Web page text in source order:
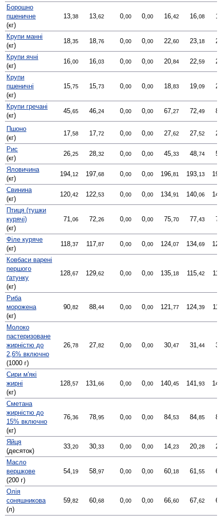
Борошно
пшеничне
(кг)
13,38 13,62 0,00 0,00 16,42 16,08
Крупи манні
(кг)
18,35 18,76 0,00 0,00 22,60 23, 18
Крупи ячні
(кг)
16,00 16,03 0,00 0,00 20,84 22,59
Крупи
пшеничні
(кг)
15,75 15,73 0,00 0,00 18,83 19,09
Крупи гречані
(кг)
45,65 46,24 0,00 0,00 67,27 72,49
Пшоно
(кг)
17,58 17,72 0,00 0,00 27,62 27,52
Рис
(кг)
26,25 28,32 0,00 0,00 45,33 48,74
Яловичина
(кг)
194, 12 197,68 0,00 0,00 196,81 193, 13
Свинина
(кг)
120,42 122,53 0,00 0,00 134,91 140,06
Птиця (тушки
курячі)
(кг)
71,06 72,26 0,00 0,00 75,70 77,43
Філе куряче
(кг)
118,37 117,87 0,00 0,00 124,07 134,69
Ковбаси варені
першого
ґатунку
(кг)
128,67 129,62 0,00 0,00 135, 18 115,42
Риба
морожена
(кг)
90,82 88,44 0,00 0,00 121,77 124,39
Молоко
пастеризоване
жирністю до
2,6% включно
(1000 г)
26,78 27,82 0,00 0,00 30,47 31,44
Сири м'які
жирні
(кг)
128,57 131,66 0,00 0,00 140,45 141,93
Сметана
жирністю до
15% включно
(кг)
76,36 78,95 0,00 0,00 84,53 84,85
Яйця
(десяток)
33,20 30,33 0,00 0,00 14,23 20,28
Масло
вершкове
(200 г)
54, 19 58,97 0,00 0,00 60, 18 61,55
Олія
соняшникова
(л)
59,82 60,68 0,00 0,00 66,60 67,62